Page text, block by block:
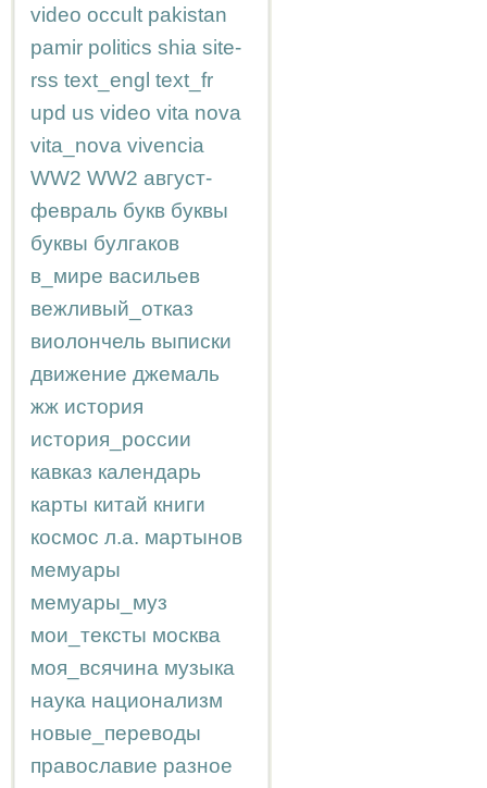
video occult pakistan
pamir politics shia site-
rss text_engl text_fr
upd us video vita nova
vita_nova vivencia
WW2 WW2 август-
февраль букв буквы
буквы булгаков
в_мире васильев
вежливый_отказ
виолончель выписки
движение джемаль
жж история
история_россии
кавказ календарь
карты китай книги
космос л.а. мартынов
мемуары
мемуары_муз
мои_тексты москва
моя_всячина музыка
наука национализм
новые_переводы
православие разное